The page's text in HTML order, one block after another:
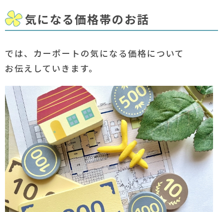
気になる価格帯のお話
では、カーポートの気になる価格について
お伝えしていきます。